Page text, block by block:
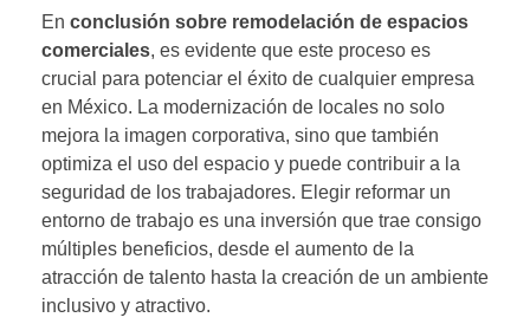
En conclusión sobre remodelación de espacios
comerciales, es evidente que este proceso es
crucial para potenciar el éxito de cualquier empresa
en México. La modernización de locales no solo
mejora la imagen corporativa, sino que también
optimiza el uso del espacio y puede contribuir a la
seguridad de los trabajadores. Elegir reformar un
entorno de trabajo es una inversión que trae consigo
múltiples beneficios, desde el aumento de la
atracción de talento hasta la creación de un ambiente
inclusivo y atractivo.